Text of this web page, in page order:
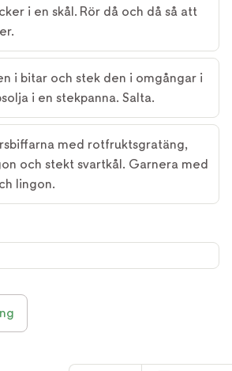
i en skål. Rör då och då så att
i bitar och stek den i omgångar i
i en stekpanna. Salta.
med rotfruktsgratäng,
och stekt svartkål. Garnera med
lingon.